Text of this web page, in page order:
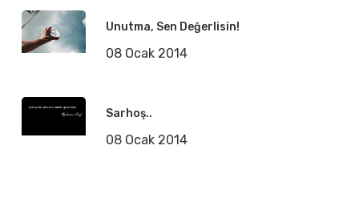
Unutma, Sen Değerlisin!
08 Ocak 2014
Sarhoş..
08 Ocak 2014